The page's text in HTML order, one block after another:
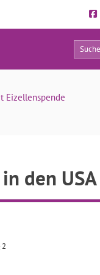
7
Eizellenspende
den USA
2